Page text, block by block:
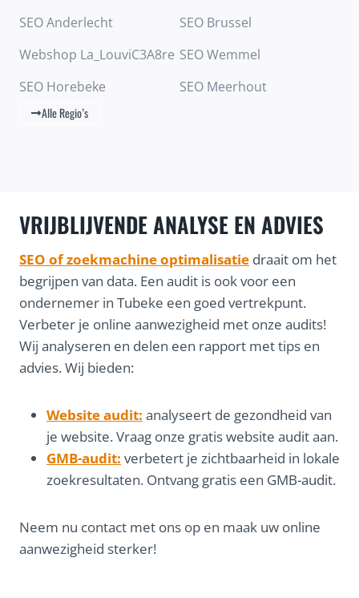
SEO Anderlecht
SEO Brussel
Webshop La_LouviC3A8re SEO Wemmel
SEO Horebeke
SEO Meerhout
Alle Regio’s
VRIJBLIJVENDE ANALYSE EN ADVIES
SEO of zoekmachine optimalisatie draait om het
begrijpen van data. Een audit is ook voor een
ondernemer in Tubeke een goed vertrekpunt.
Verbeter je online aanwezigheid met onze audits!
Wij analyseren en delen een rapport met tips en
advies. Wij bieden:
Website audit: analyseert de gezondheid van
je website. Vraag onze gratis website audit aan.
GMB-audit: verbetert je zichtbaarheid in lokale
zoekresultaten. Ontvang gratis een GMB-audit.
Neem nu contact met ons op en maak uw online
aanwezigheid sterker!